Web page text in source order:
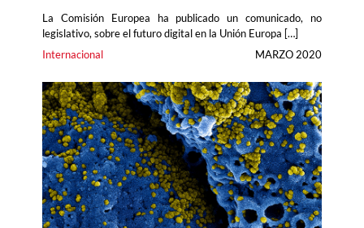
La Comisión Europea ha publicado un comunicado, no
legislativo, sobre el futuro digital en la Unión Europa […]
Internacional
MARZO 2020